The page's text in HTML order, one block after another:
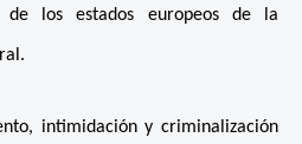
los estados europeos de la
intimidación y criminalización